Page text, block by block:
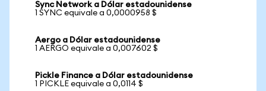
Sync Network a Dólar estadounidense
1 SYNC equivale a 0,0000958 $
Aergo a Dólar estadounidense
1 AERGO equivale a 0,007602 $
Pickle Finance a Dólar estadounidense
1 PICKLE equivale a 0,0114 $